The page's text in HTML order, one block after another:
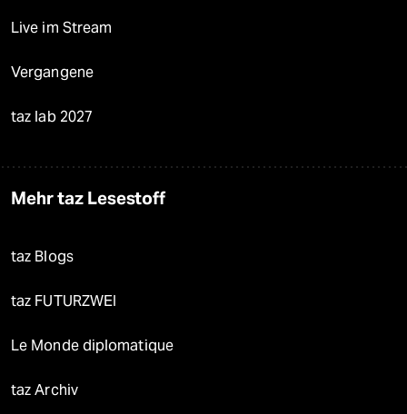
Live im Stream
Vergangene
taz lab 2027
Mehr taz Lesestoff
taz Blogs
taz FUTURZWEI
Le Monde diplomatique
taz Archiv